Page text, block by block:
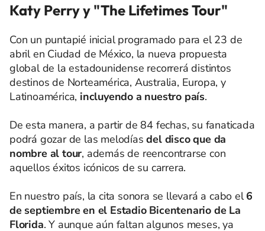
Katy Perry y "The Lifetimes Tour"
Con un puntapié inicial programado para el 23 de
abril en Ciudad de México, la nueva propuesta
global de la estadounidense recorrerá distintos
destinos de Norteamérica, Australia, Europa, y
Latinoamérica, incluyendo a nuestro país.
De esta manera, a partir de 84 fechas, su fanaticada
podrá gozar de las melodíasdel disco que da
nombre al tour, además de reencontrarse con
aquellos éxitos icónicos de su carrera.
En nuestro país, la cita sonora se llevará a cabo el6
de septiembre en el Estadio Bicentenario de La
Florida. Y aunque aún faltan algunos meses, ya